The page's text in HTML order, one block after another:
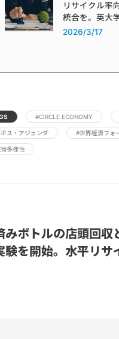
リサイクル率
統合を。英大
2026/3/17
#CIRCLE ECONOMY
ス・アジェンダ #世界経済フォ
多様性
みボトルの店頭回収
験を開始。水平リサ